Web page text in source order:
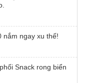
nắm ngay xu thế!
Snack rong biển